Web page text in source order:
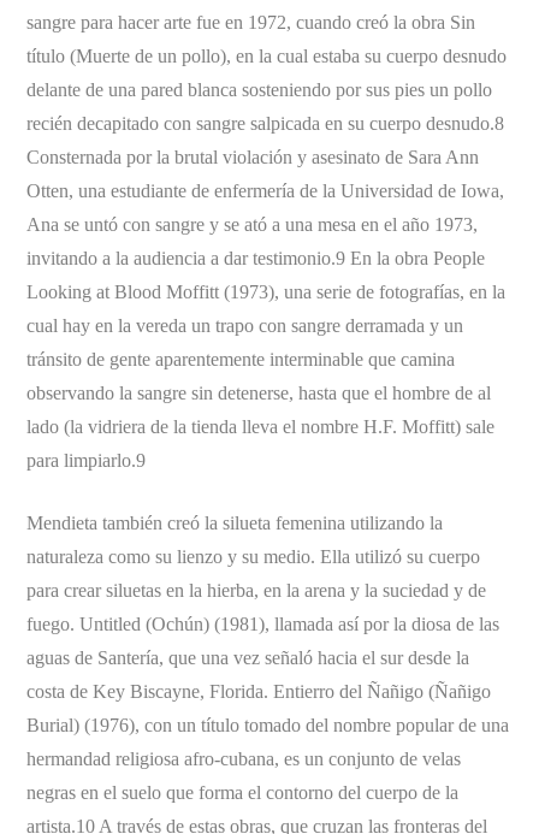
sangre para hacer arte fue en 1972, cuando creó la obra Sin
título (Muerte de un pollo), en la cual estaba su cuerpo desnudo
delante de una pared blanca sosteniendo por sus pies un pollo
recién decapitado con sangre salpicada en su cuerpo desnudo.8
Consternada por la brutal violación y asesinato de Sara Ann
Otten, una estudiante de enfermería de la Universidad de Iowa,
Ana se untó con sangre y se ató a una mesa en el año 1973,
invitando a la audiencia a dar testimonio.9 En la obra People
Looking at Blood Moffitt (1973), una serie de fotografías, en la
cual hay en la vereda un trapo con sangre derramada y un
tránsito de gente aparentemente interminable que camina
observando la sangre sin detenerse, hasta que el hombre de al
lado (la vidriera de la tienda lleva el nombre H.F. Moffitt) sale
para limpiarlo.9
Mendieta también creó la silueta femenina utilizando la
naturaleza como su lienzo y su medio. Ella utilizó su cuerpo
para crear siluetas en la hierba, en la arena y la suciedad y de
fuego. Untitled (Ochún) (1981), llamada así por la diosa de las
aguas de Santería, que una vez señaló hacia el sur desde la
costa de Key Biscayne, Florida. Entierro del Ñañigo (Ñañigo
Burial) (1976), con un título tomado del nombre popular de una
hermandad religiosa afro-cubana, es un conjunto de velas
negras en el suelo que forma el contorno del cuerpo de la
artista.10 A través de estas obras, que cruzan las fronteras del